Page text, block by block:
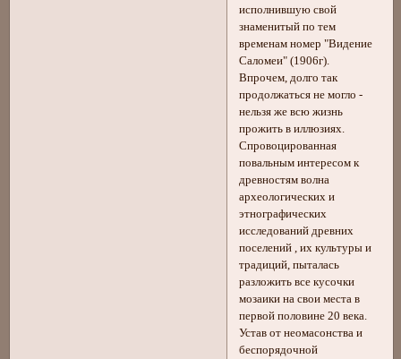
исполнившую свой
знаменитый по тем
временам номер "Видение
Саломеи" (1906г).
Впрочем, долго так
продолжаться не могло -
нельзя же всю жизнь
прожить в иллюзиях.
Спровоцированная
повальным интересом к
древностям волна
археологических и
этнографических
исследований древних
поселений , их культуры и
традиций, пыталась
разложить все кусочки
мозаики на свои места в
первой половине 20 века.
Устав от неомасонства и
беспорядочной